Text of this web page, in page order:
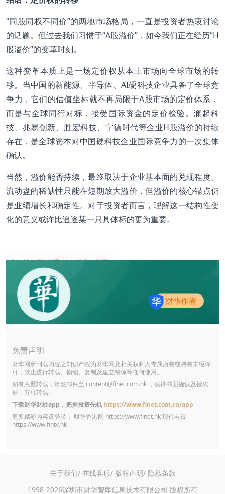
“同股同权不同价”的两地市场格局，一直是投资者热衷讨论
的话题。但过去我们习惯于“A股溢价”，如今我们正在经历“H
股溢价”的变革时刻。
这种变革本质上是一场定价权从本土市场向全球市场的转
移。当中国的新能源、半导体、AI硬科技企业具备了全球竞
争力，它们的估值坐标就不再局限于A股市场的定价体系，
而是与全球同行对标，接受国际资金的定价检验。澜起科
技、兆易创新、胜宏科技、宁德时代等企业H股溢价的持续
存在，是全球资本对中国硬科技企业国际竞争力的一次集体
确认。
当然，溢价能否持续，最终取决于企业基本面的兑现程度。
流动盘的稀缺性只能在短期放大溢价，但溢价的核心锚点仍
是业绩增长和确定性。对于投资者而言，理解这一结构性变
化的意义或许比追逐某一只具体标的更为重要。
#A+H #澜起科技 #兆易创新
吴言
免责声明
财华网所刊载内容之知识产权为财华网及相关权利人专属所有或持有未经许
可，禁止进行转载、摘编、复制及建立镜像等任何使用。
如有意愿转载，请发邮件至content@finet.com.hk ，获得书面确认及授权
后，方可转载。
下载财华财经app，把握投资先机 https://www.finet.com.cn/app
更多精彩内容请登录： 财华香港网 https://www.finet.hk现代电视
https://www.fintv.hk
关于我们/ 在线客服/ 版权声明/ 隐私条款
1998-2026深圳市财华智库信息技术有限公司 版权所有